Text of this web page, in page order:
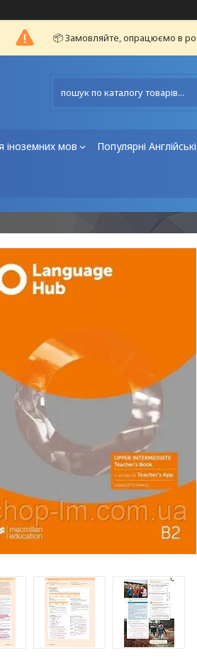
📦 Замовляйте, опрацюємо в
іноземних мов Популярні